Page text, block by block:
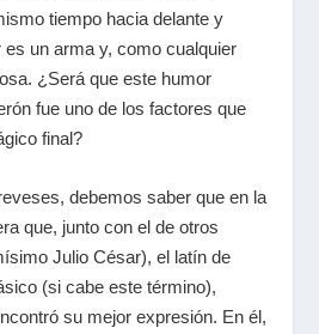
tiempo hacia delante y
un arma y, como cualquier
¿Será que este humor
fue uno de los factores que
final?
debemos saber que en la
que, junto con el de otros
Julio César), el latín de
(si cabe este término),
su mejor expresión. En él,